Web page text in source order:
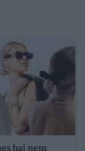
haj nem